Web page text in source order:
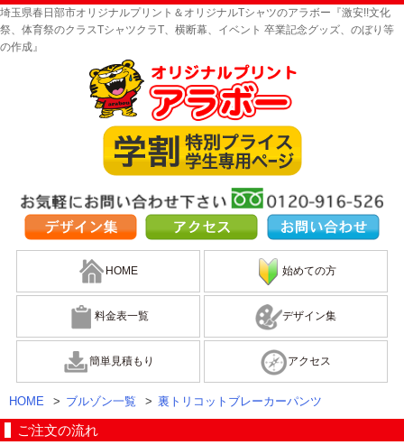
埼玉県春日部市オリジナルプリント＆オリジナルTシャツのアラボー『激安!!文化
祭、体育祭のクラスTシャツクラT、横断幕、イベント 卒業記念グッズ、のぼり等
の作成』
HOME 始めての方
料金表一覧 デザイン集
簡単見積もり アクセス
HOME > ブルゾン一覧 > 裏トリコットブレーカーパンツ
ご注文の流れ